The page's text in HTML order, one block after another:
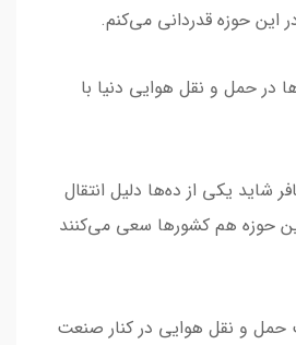
حوزه قدردانی می‌کنم.
‌حمل و نقل هوایی دنیا با
شاید یکی از ده‌ها دلیل انتقال
حوزه هم کشورها سعی می‌کنند
حمل و نقل هوایی در کنار صنعت